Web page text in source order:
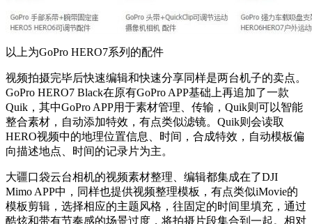
以上为GoPro HERO7系列的配件
视频拍摄完毕后快速编辑和快速分享同样是两台机子的卖点。
GoPro HERO7 Black在原有GoPro APP基础上再追加了一款
Quik，其中GoPro APP用于素材管理、传输，Quik则可以智能
整合素材，自动添加特效，有点类似滤镜。Quik则会读取
HERO视频中的地理位置信息、时间，合成特效，自动模板偏
向描述地点、时间的记录片为主。
大疆口袋云台相机的视频素材整理、编辑都集成在了DJI
Mimo APP中，同样也提供视频整理模板，有点类似iMovie的
模板剪辑，选择相应的主题风格，往固定的时间里填充，通过
酷炫和带有节奏感的场景过度，将拍摄片段集合到一起。相对